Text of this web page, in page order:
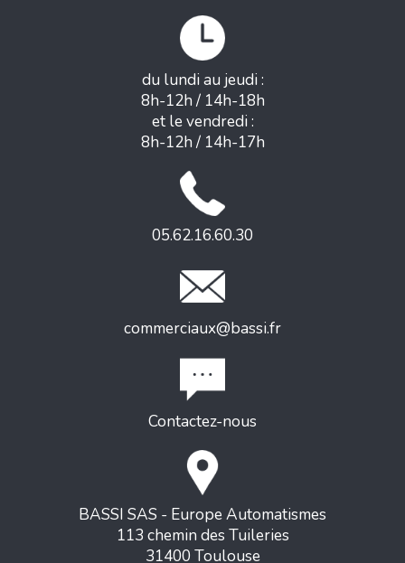
du lundi au jeudi :
8h-12h / 14h-18h
et le vendredi :
8h-12h / 14h-17h
05.62.16.60.30
commerciaux@bassi.fr
Contactez-nous
BASSI SAS - Europe Automatismes
113 chemin des Tuileries
31400 Toulouse